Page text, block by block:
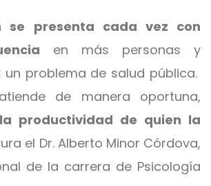
se presenta cada vez con
en más personas y
un problema de salud pública.
de manera oportuna,
productividad de quien la
el Dr. Alberto Minor Córdova,
de la carrera de Psicología